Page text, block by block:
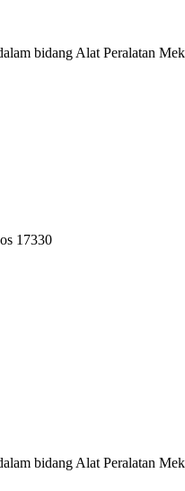
bidang Alat Peralatan
17330
bidang Alat Peralatan